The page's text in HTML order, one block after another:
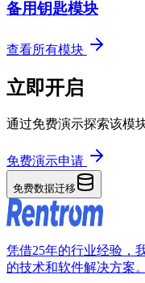
备用钥匙模块
查看所有模块
立即开启
通过免费演示探索该模块
免费演示申请
免费数据迁移
凭借25年的行业经验，
的技术和软件解决方案。